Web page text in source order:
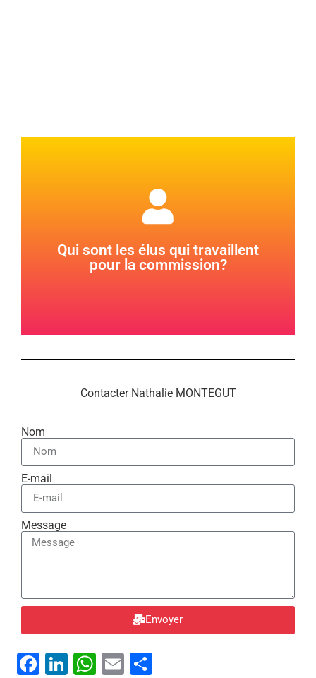
Qui sont les élus qui travaillent
pour la commission?
Aurélie ARAUJO (non élue), Céline COFFIN Line
COUSTURES, Aurélie DELMONT, Marie-Hélène
(non élue)
Contacter Nathalie MONTEGUT
Nom
E-mail
Message
Envoyer
Facebook
LinkedIn
WhatsApp
Email